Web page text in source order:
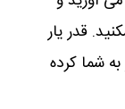
قدر یار
شما کرده